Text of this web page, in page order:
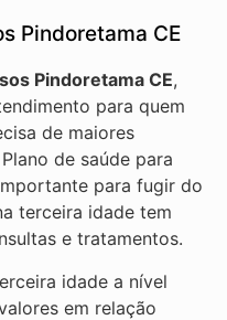
Pindoretama CE
Pindoretama CE,
para quem
de maiores
de saúde para
para fugir do
terceira idade tem
e tratamentos.
idade a nível
em relação